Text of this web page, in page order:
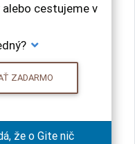
alebo cestujeme v
ZADARMO
že o Gite nič